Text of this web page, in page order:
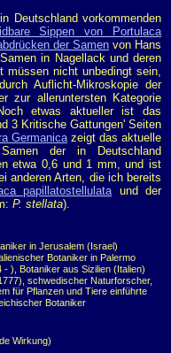
Deutschland vorkommenden
Sippen von Portulaca
der Samen von Hans
in Nagellack und deren
müssen nicht unbedingt sein,
Auflicht-Mikroskopie der
zur alleruntersten Kategorie
etwas aktueller ist das
3 Kritische Gattungen' Seiten
Germanicazeigt das aktuelle
der in Deutschland
etwa 0,6 und 1 mm, und ist
anderen Arten, die ich bereits
papillatostellulataund der
P. stellata).
in Jerusalem (Israel)
Botaniker in Palermo
), Botaniker aus Sizilien (Italien)
schwedischer Naturforscher,
für Pflanzen und Tiere einführte
Botaniker
Wirkung)